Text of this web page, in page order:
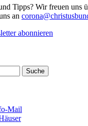
Tipps? Wir freuen uns
an
abonnieren
Mail